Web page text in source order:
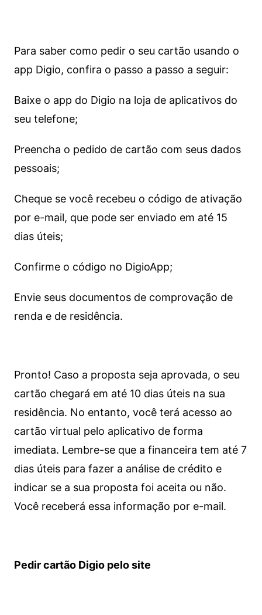
Para saber como pedir o seu cartão usando o
app Digio, confira o passo a passo a seguir:
Baixe o app do Digio na loja de aplicativos do
seu telefone;
Preencha o pedido de cartão com seus dados
pessoais;
Cheque se você recebeu o código de ativação
por e-mail, que pode ser enviado em até 15
dias úteis;
Confirme o código no DigioApp;
Envie seus documentos de comprovação de
renda e de residência.
Pronto! Caso a proposta seja aprovada, o seu
cartão chegará em até 10 dias úteis na sua
residência. No entanto, você terá acesso ao
cartão virtual pelo aplicativo de forma
imediata. Lembre-se que a financeira tem até 7
dias úteis para fazer a análise de crédito e
indicar se a sua proposta foi aceita ou não.
Você receberá essa informação por e-mail.
Pedir cartão Digio pelo site